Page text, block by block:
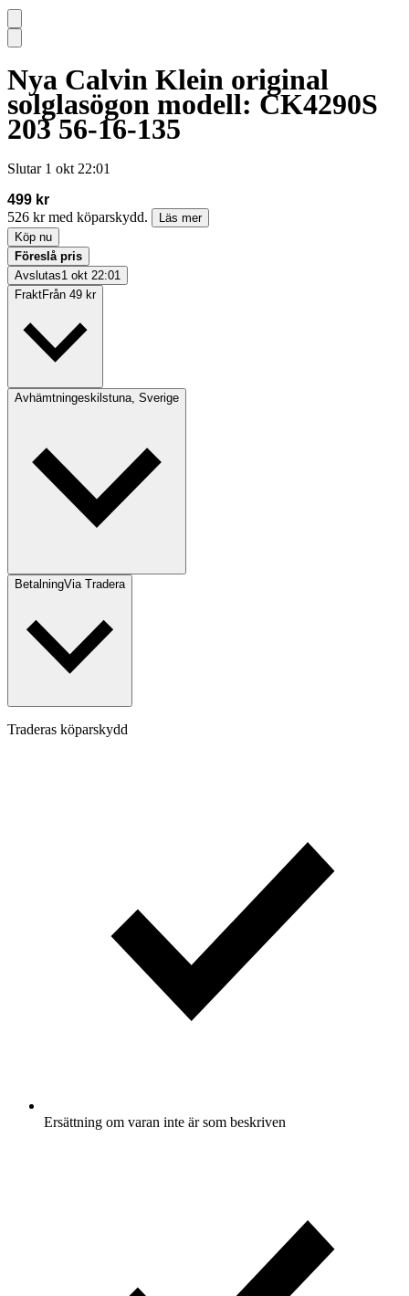
Nya Calvin Klein original
solglasögon modell: CK4290S
203 56-16-135
Slutar 1 okt 22:01
499 kr
526 kr med köparskydd.
Läs mer
Köp nu
Föreslå pris
Avslutas1 okt 22:01
FraktFrån 49 kr
Avhämtningeskilstuna, Sverige
BetalningVia Tradera
Traderas köparskydd
Ersättning om varan inte är som beskriven